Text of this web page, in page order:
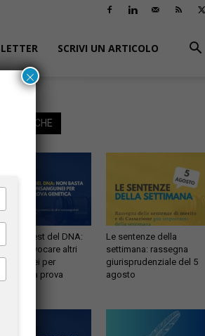
SCRIVI UN ARTICOLO
ANCHE
e test del DNA:
basta evocare altri
per
la prova
Le sentenze della
settimana: rassegna
giurisprudenziale del 5
agosto
×